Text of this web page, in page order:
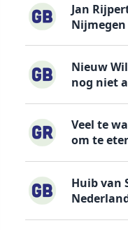
Jan
Nieuw
nog niet
Veel te
om te
Huib van